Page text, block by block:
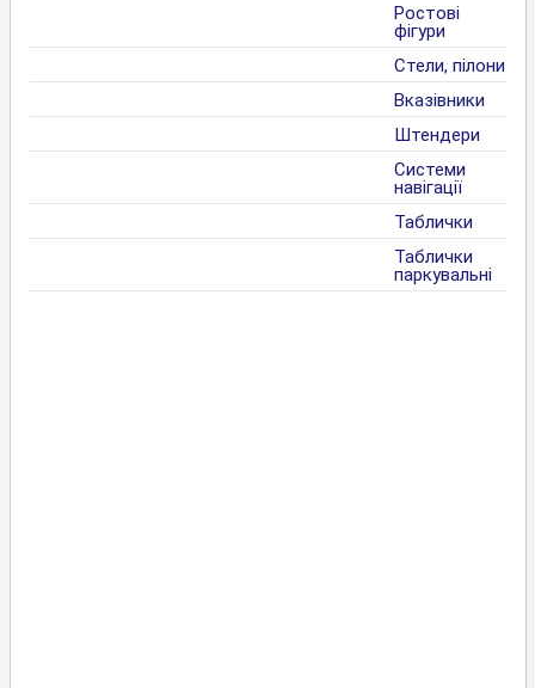
Ростові
фігури
Стели, пілони
Вказівники
Штендери
Системи
навігації
Таблички
Таблички
паркувальні